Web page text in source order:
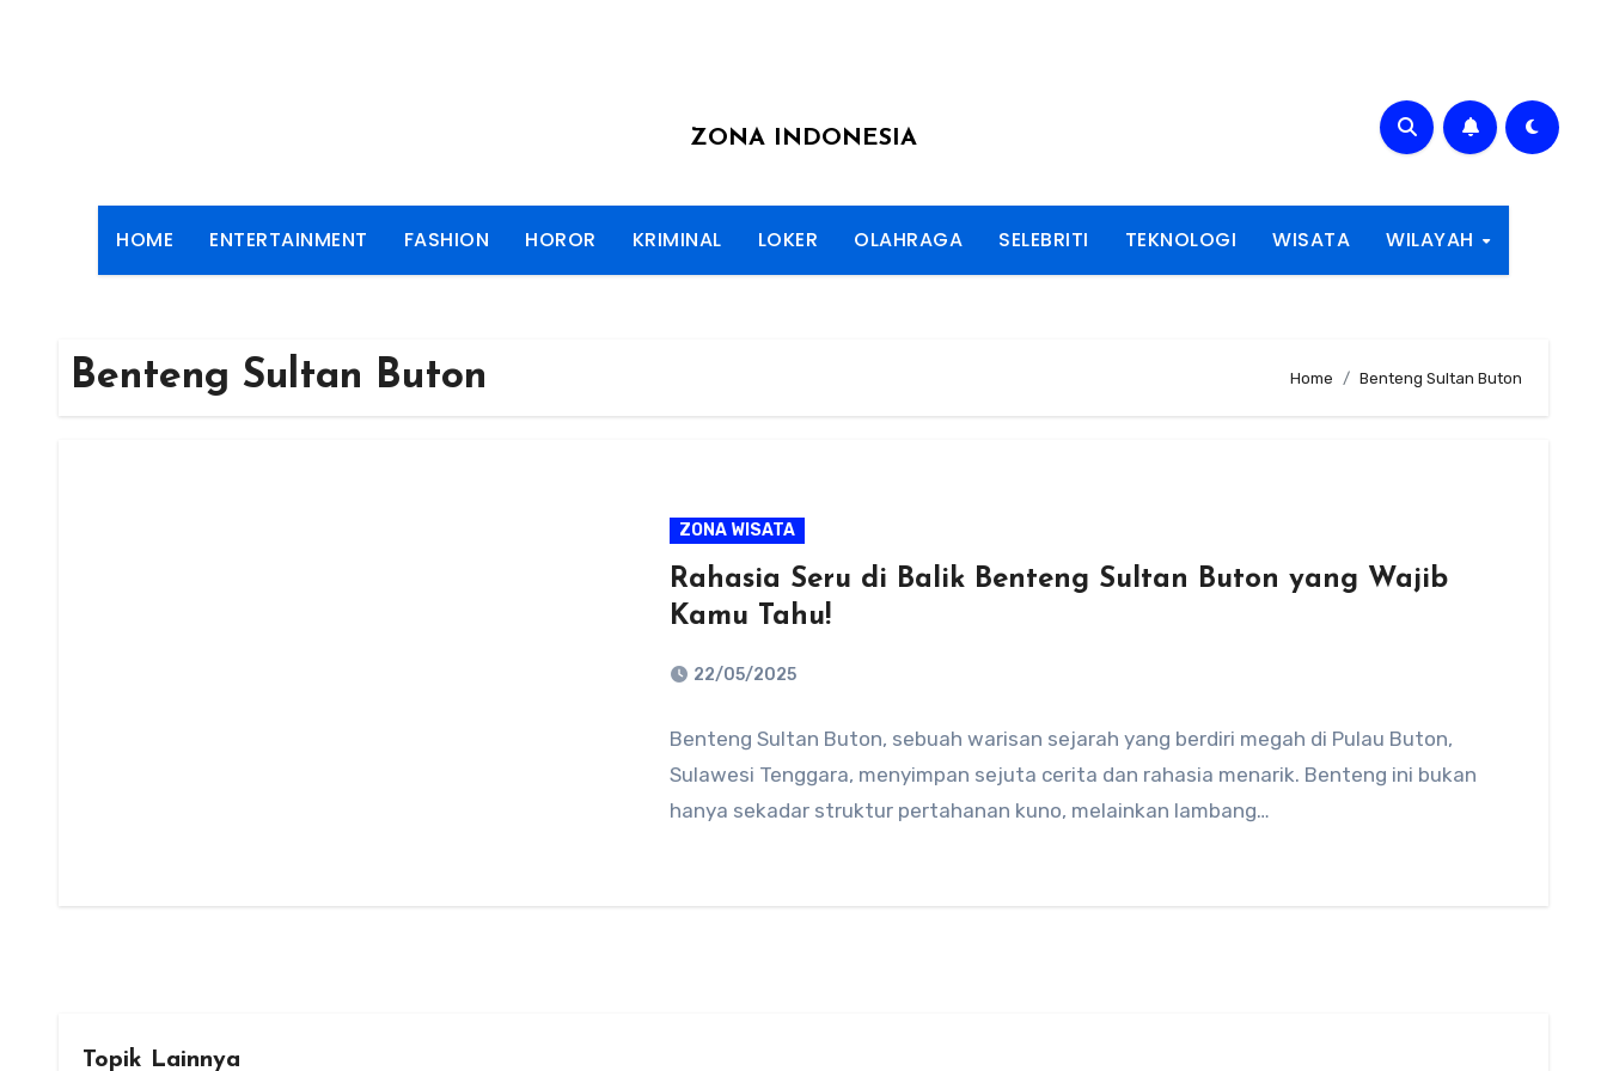
ZONA INDONESIA
HOME ENTERTAINMENT FASHION HOROR KRIMINAL LOKER OLAHRAGA SELEBRITI TEKNOLOGI WISATA WILAYAH
Benteng Sultan Buton Home Benteng Sultan Buton
ZONA WISATA
Rahasia Seru di Balik Benteng Sultan Buton yang Wajib
Kamu Tahu!
22/05/2025
Comments
Benteng Sultan Buton, sebuah warisan sejarah yang berdiri megah di Pulau Buton,
Sulawesi Tenggara, menyimpan sejuta cerita dan rahasia menarik. Benteng ini bukan
hanya sekadar struktur pertahanan kuno, melainkan lambang…
Topik Lainnya